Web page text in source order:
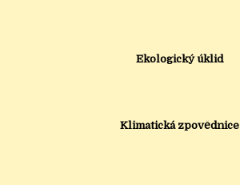
Ekologický úklid
Klimatická zpovědnice